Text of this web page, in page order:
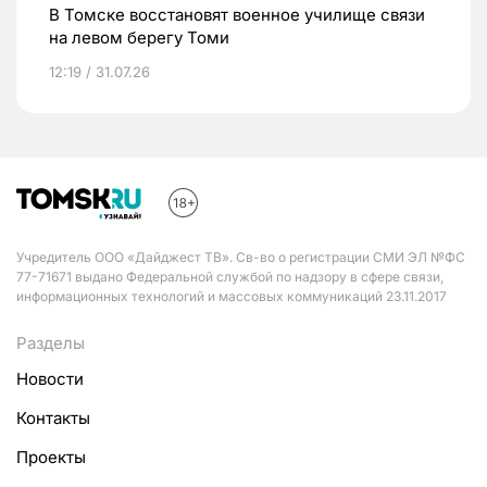
В Томске восстановят военное училище связи
на левом берегу Томи
12:19 / 31.07.26
Учредитель ООО «Дайджест ТВ». Св-во о регистрации СМИ ЭЛ №ФС
77-71671 выдано Федеральной службой по надзору в сфере связи,
информационных технологий и массовых коммуникаций 23.11.2017
Разделы
Новости
Контакты
Проекты